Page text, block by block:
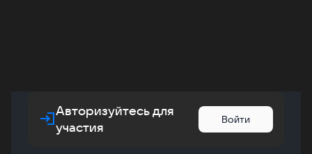
Авторизуйтесь для
участия
Войти